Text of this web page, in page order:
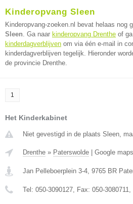
Kinderopvang Sleen
Kinderopvang-zoeken.nl bevat helaas nog
Sleen. Ga naar kinderopvang Drenthe of
kinderdagverblijven om via één e-mail in
kinderdagverblijven tegelijk. Hieronder
de provincie Drenthe.
1
Het Kinderkabinet
Niet gevestigd in de plaats Sleen,
Drenthe » Paterswolde Google maps
Jan Pelleboerplein 3-4, 9765 BR
Tel: 050-3090127, Fax: 050-3080711,